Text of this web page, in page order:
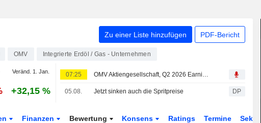
Zu einer Liste hinzufügen PDF-Bericht
OMV Integrierte Erdöl / Gas - Unternehmen
Veränd. 1. Jan.
+32,15 %
07:25 OMV Aktiengesellschaft, Q2 2026 Earnings Call, Jul 31, 2026
05.08. Jetzt sinken auch die Spritpreise DP
Finanzen Bewertung Konsens Ratings Termine Sektor